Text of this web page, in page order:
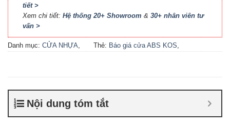
tiết >
Xem chi tiết: Hệ thống 20+ Showroom & 30+ nhân viên tư
vấn >
Danh mục: CỬA NHỰA,
Thẻ: Báo giá cửa ABS KOS,
nhựa ABS Hàn Quốc là gì
Cửa nhựa ABS Hàn Quốc
tại TP Vĩnh,Cửa nhựa ABS
Nội dung tóm tắt